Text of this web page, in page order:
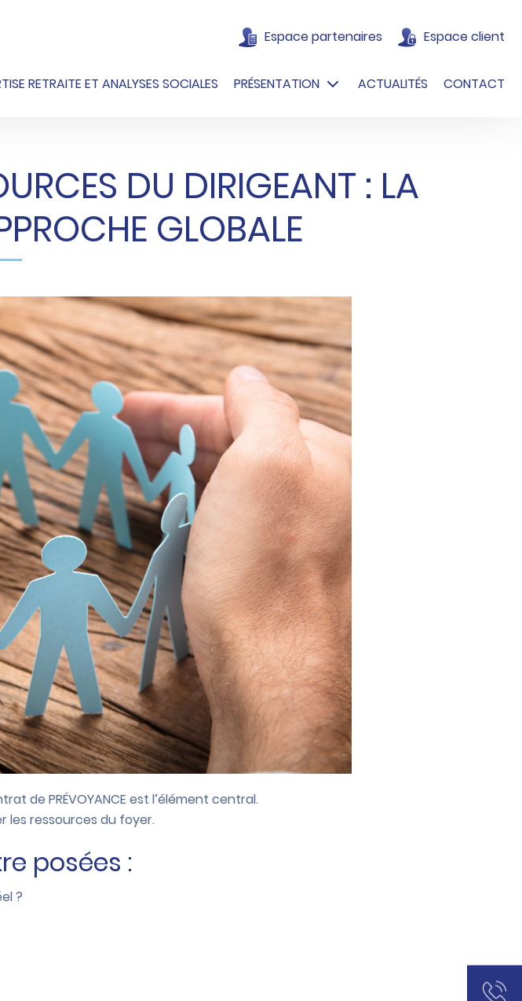
Espace partenaires Espace client
RETRAITE ET ANALYSES SOCIALES PRÉSENTATION ACTUALITÉS CONTACT
DU DIRIGEANT : LA
GLOBALE
de PRÉVOYANCE est l’élément central.
les ressources du foyer.
posées :
?